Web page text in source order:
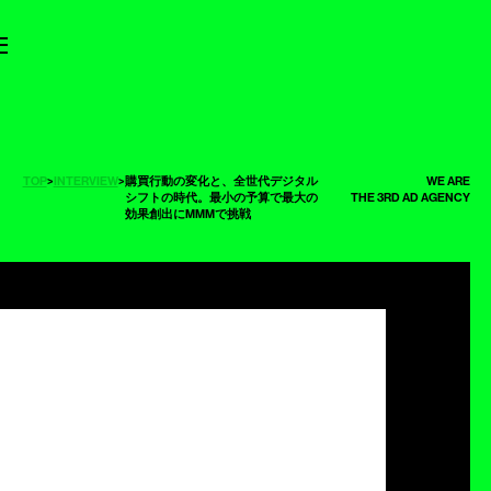
TOP>INTERVIEW>購買行動の変化と、全世代デジタル
シフトの時代。最小の予算で最大の
効果創出にMMMで挑戦
WE ARE
THE 3RD AD AGENCY